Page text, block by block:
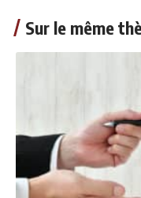
Sur le même